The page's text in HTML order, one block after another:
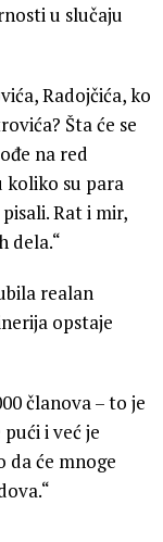
u slučaju
Radojčića, ko
Šta će se
na red
koliko su para
Rat i mir,
dela.“
realan
opstaje
članova – to je
i već je
da će mnoge